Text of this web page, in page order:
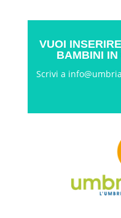
VUOI
BAMBINI IN
Scrivi a